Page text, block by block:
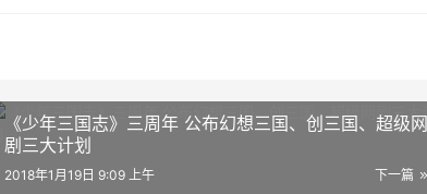
《少年三国志》三周年 公布幻想三国、创三国、超级网
剧三大计划
下一篇
2018年1月19日 9:09 上午